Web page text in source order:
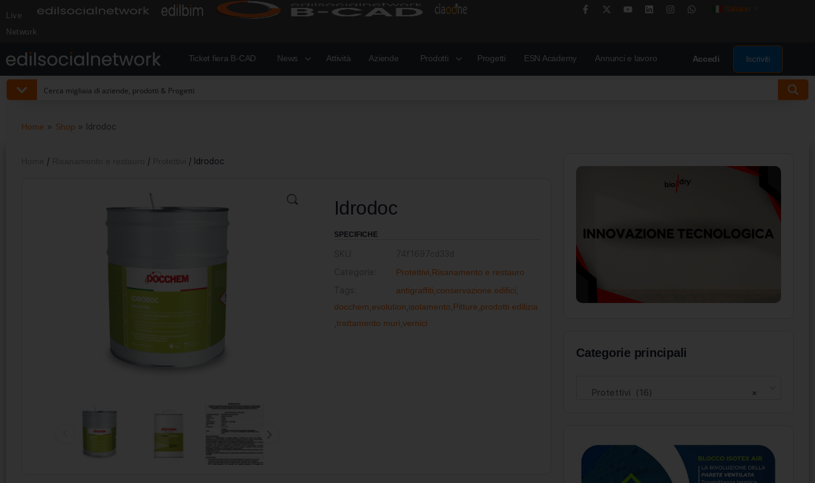
Live
Network
Italiano
Ticket fiera B-CAD News Attività Aziende Prodotti Progetti ESN Academy Annunci e lavoro Accedi Iscriviti
Home » Shop » Idrodoc
/ / / Idrodoc
Idrodoc
SPECIFICHE
Protettivi Risanamento e restauro
antigraffiti conservazione edifici
docchem evolution isolamento Pitture prodotti edilizia
trattamento muri vernici
Categorie principali
×
Protettivi (16)